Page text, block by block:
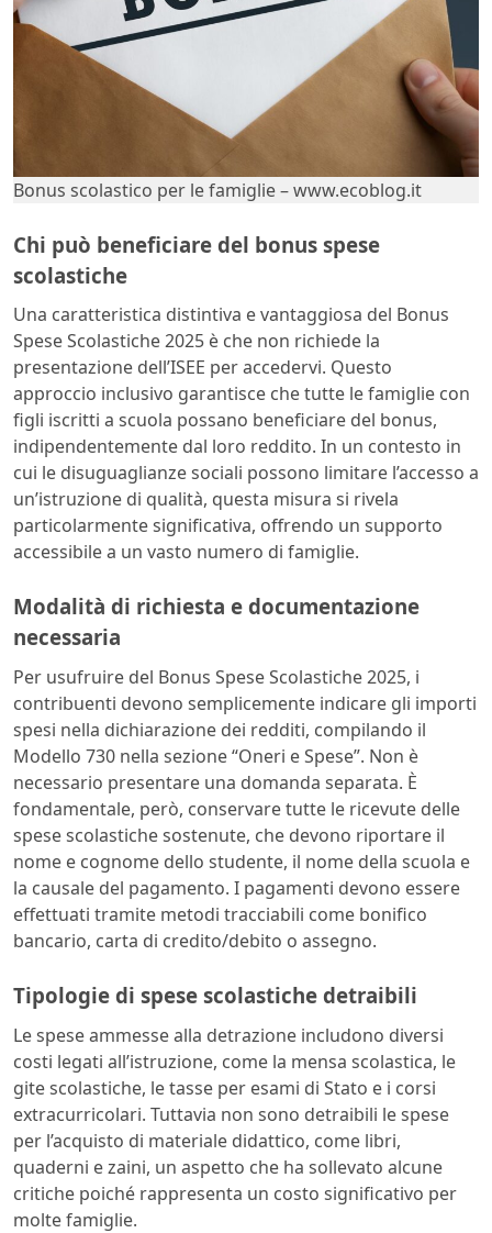
Bonus scolastico per le famiglie – www.ecoblog.it
Chi può beneficiare del bonus spese
scolastiche
Una caratteristica distintiva e vantaggiosa del Bonus
Spese Scolastiche 2025 è che non richiede la
presentazione dell’ISEE per accedervi. Questo
approccio inclusivo garantisce che tutte le famiglie con
figli iscritti a scuola possano beneficiare del bonus,
indipendentemente dal loro reddito. In un contesto in
cui le disuguaglianze sociali possono limitare l’accesso a
un’istruzione di qualità, questa misura si rivela
particolarmente significativa, offrendo un supporto
accessibile a un vasto numero di famiglie.
Modalità di richiesta e documentazione
necessaria
Per usufruire del Bonus Spese Scolastiche 2025, i
contribuenti devono semplicemente indicare gli importi
spesi nella dichiarazione dei redditi, compilando il
Modello 730 nella sezione “Oneri e Spese”. Non è
necessario presentare una domanda separata. È
fondamentale, però, conservare tutte le ricevute delle
spese scolastiche sostenute, che devono riportare il
nome e cognome dello studente, il nome della scuola e
la causale del pagamento. I pagamenti devono essere
effettuati tramite metodi tracciabili come bonifico
bancario, carta di credito/debito o assegno.
Tipologie di spese scolastiche detraibili
Le spese ammesse alla detrazione includono diversi
costi legati all’istruzione, come la mensa scolastica, le
gite scolastiche, le tasse per esami di Stato e i corsi
extracurricolari. Tuttavia non sono detraibili le spese
per l’acquisto di materiale didattico, come libri,
quaderni e zaini, un aspetto che ha sollevato alcune
critiche poiché rappresenta un costo significativo per
molte famiglie.